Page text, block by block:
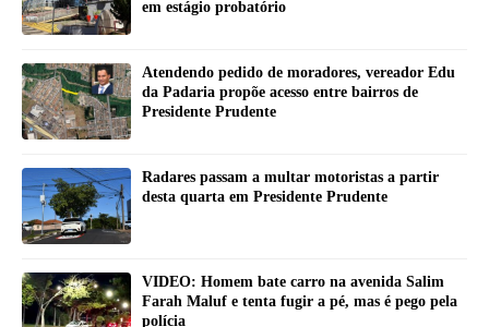
em estágio probatório
Atendendo pedido de moradores, vereador Edu
da Padaria propõe acesso entre bairros de
Presidente Prudente
Radares passam a multar motoristas a partir
desta quarta em Presidente Prudente
VIDEO: Homem bate carro na avenida Salim
Farah Maluf e tenta fugir a pé, mas é pego pela
polícia